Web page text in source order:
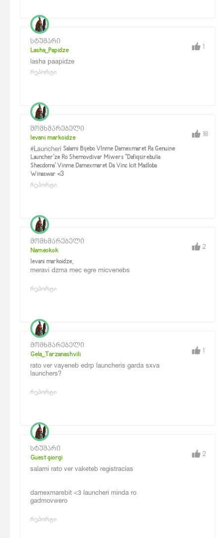
სტუმარი
Lasha_Papidze
lasha paapidze
რეპორტი
1
მომხმარებელი
levani markoidze
#Launcheri Salami Bijebo VInme Damexmaret Ra Genuine
Launcher'ze Ro Shemovdivar Miwers "Dafiqsirebulia
Shecdoma' Vinme Damexmaret Da Vinc Icit Madloba
Winaswar <3
რეპორტი
18
მომხმარებელი
Nameokok
levani markoidze,
meravi dzma mec egre micvenebs
რეპორტი
2
მომხმარებელი
Gela_Tarzanashvili
rato ver vayeneb edrp launcheris garda sxva
launchers?
რეპორტი
1
სტუმარი
Guest giorgi
salami rato ver vaketeb registracias
damexmarebit <3 launcheri minda ro
gadmovwero
რეპორტი
2